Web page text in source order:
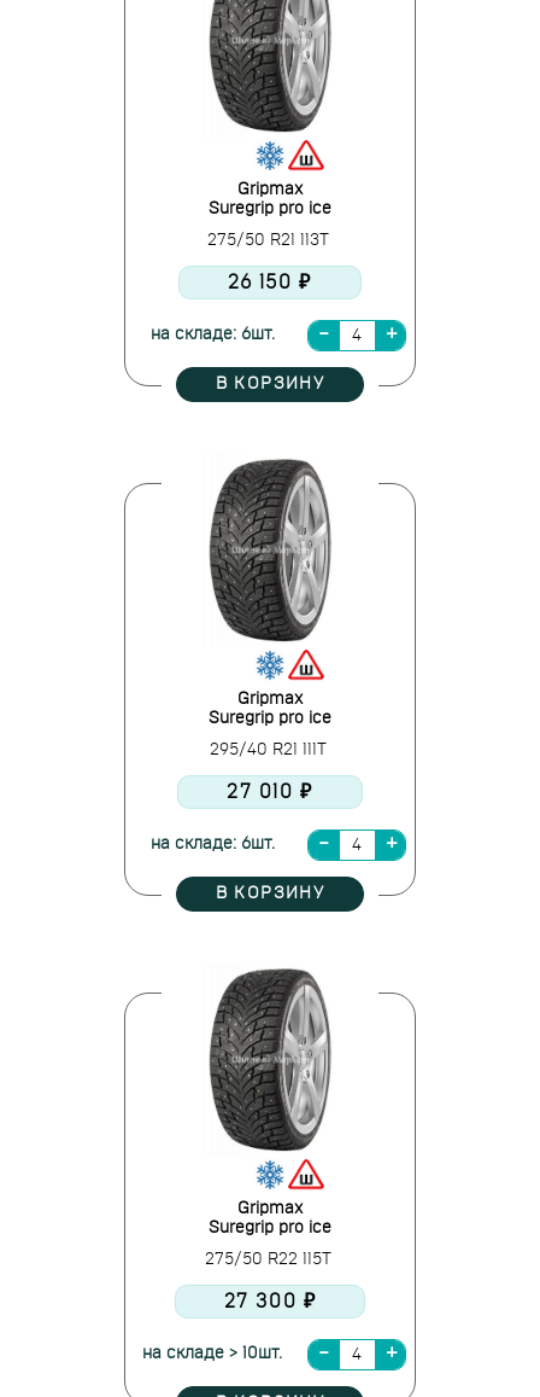
Gripmax
Suregrip pro ice
275/50 R21 113T
26 150 ₽
на складе: 6шт.
В КОРЗИНУ
Gripmax
Suregrip pro ice
295/40 R21 111T
27 010 ₽
на складе: 6шт.
В КОРЗИНУ
Gripmax
Suregrip pro ice
275/50 R22 115T
27 300 ₽
на складе > 10шт.